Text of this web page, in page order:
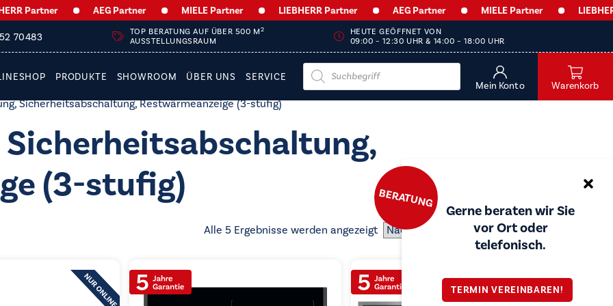
Partner AEG Partner MIELE Partner LIEBHERR Partner AEG Partner MIELE Partner LIEBHERR
70483 TOP BERATUNG AUF ÜBER 500 M2
AUSSTELLUNGSRAUM
HEUTE GEÖFFNET VON
09:00 – 12:30 UHR & 14:00 – 18:00 UHR
PRODUKTE SHOWROOM ÜBER UNS SERVICE
Products
search
Mein Konto Warenkorb
BERATUNG
Gerne beraten wir Sie
vor Ort oder
telefonisch.
TERMIN VEREINBAREN!
Sicherheitsabschaltung, Restwärmeanzeige (3-stufig)
(3-stufig)
Alle 5 Ergebnisse werden angezeigtNach
aufsteigend